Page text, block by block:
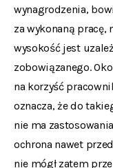
wynagrodzenia,
za wykonaną pracę,
wysokość jest
zobowiązanego.
na korzyść
oznacza, że do
nie ma
ochrona nawet
nie mógł zatem